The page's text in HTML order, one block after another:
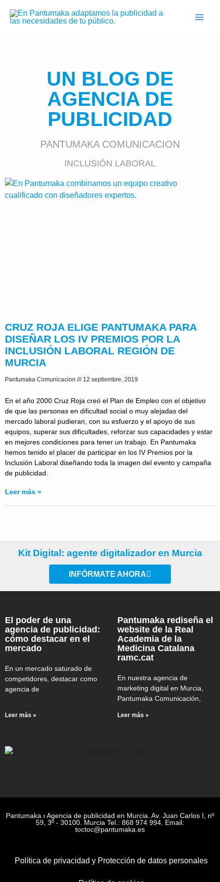
UN BLOG DE
AGENCIA DE
PUBLICIDAD
PANTUMAKA COMUNICACION
INCLUSIÓN LABORAL
CRUZ ROJA ELIGE PANTUMAKA PARA
DISEÑAR LOS IV PREMIOS POR LA
INCLUSIÓN LABORAL REGIÓN DE
MURCIA
Pantumaka Comunicacion 12 septiembre, 2019
En el año 2000 Cruz Roja creó el Plan de Empleo con el objetivo
de que las personas en dificultad social o muy alejadas del
mercado laboral pudieran, con su esfuerzo y el apoyo de sus
equipos, superar sus dificultades, reforzar sus capacidades y estar
en mejores condiciones para tener un trabajo. En Pantumaka
hemos tenido el placer de participar en los IV Premios por la
Inclusión Laboral diseñando toda la imagen del evento y campaña
de publicidad.
Leer más »
Kit Digital: agente digitalizador en Murcia
INFÓRMATE AHORA
El poder de una
agencia de publicidad:
cómo destacar en el
mercado
En un mercado saturado de
competidores, destacar como
agencia de
Leer más »
Pantumaka rediseña el
website de la Real
Academia de la
Medicina Catalana
ramc.cat
En nuestra agencia de
marketing digital en Murcia,
Pantumaka Comunicación,
Leer más »
Pantumaka ı Agencia de publicidad en Murcia. Av. Juan Carlos I, nº
59, 3º - 30100. Murcia Tel.: 868 974 994. Email:
toctoc@pantumaka.es
Política de privacidad y Protección de datos personales